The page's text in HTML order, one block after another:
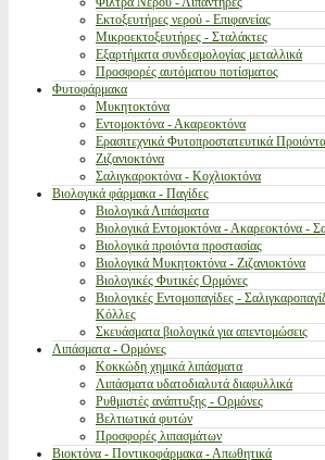
Εκτοξευτήρες νερού - Επιφανείας
Μικροεκτοξευτήρες - Σταλάκτες
Εξαρτήματα συνδεσμολογίας μεταλλικά
Προσφορές αυτόματου ποτίσματος
Φυτοφάρμακα
Μυκητοκτόνα
Εντομοκτόνα - Ακαρεοκτόνα
Ερασιτεχνικά Φυτοπροστατευτικά Προιόντα
Ζιζανιοκτόνα
Σαλιγκαροκτόνα - Κοχλιοκτόνα
Βιολογικά φάρμακα - Παγίδες
Βιολογικά Λιπάσματα
Βιολογικά Εντομοκτόνα - Ακαρεοκτόνα -
Βιολογικά προιόντα προστασίας
Βιολογικά Μυκητοκτόνα - Ζιζανιοκτόνα
Βιολογικές Φυτικές Ορμόνες
Βιολογικές Εντομοπαγίδες -
Κόλλες
Σκευάσματα βιολογικά για απεντομώσεις
Λιπάσματα - Ορμόνες
Κοκκώδη χημικά λιπάσματα
Λιπάσματα υδατοδιαλυτά διαφυλλικά
Ρυθμιστές ανάπτυξης - Ορμόνες
Βελτιωτικά φυτών
Προσφορές λιπασμάτων
Βιοκτόνα - Ποντικοφάρμακα - Απωθητικά